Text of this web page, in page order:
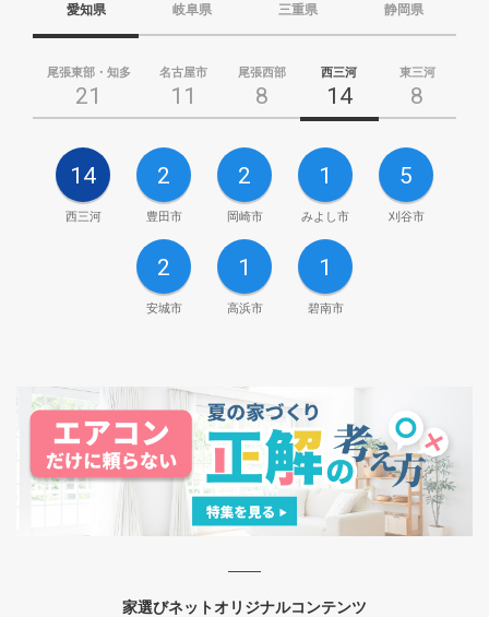
愛知県 岐阜県 三重県 静岡県
尾張東部・知多
21
名古屋市
11
尾張西部
8
西三河
14
東三河
8
14
西三河
2
豊田市
2
岡崎市
1
みよし市
5
刈谷市
2
安城市
1
高浜市
1
碧南市
家選びネットオリジナルコンテンツ